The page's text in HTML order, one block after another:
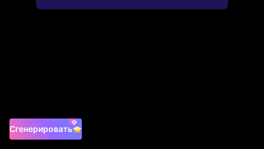
Сгенерировать